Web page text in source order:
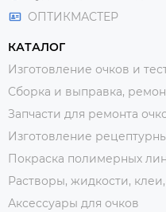
ОПТИКМАСТЕР
КАТАЛОГ
Изготовление очков и
Сборка и выправка,
Запчасти для ремонта
Изготовление
Покраска полимерных
Растворы, жидкости,
Аксессуары для очков